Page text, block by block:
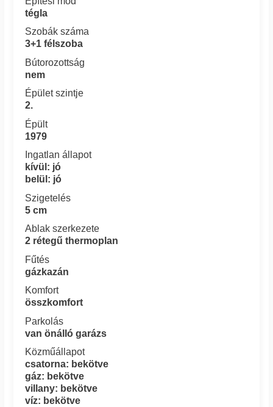
tégla
Szobák száma
3+1 félszoba
Bútorozottság
nem
Épület szintje
2.
Épült
1979
Ingatlan állapot
kívül: jó
belül: jó
Szigetelés
5 cm
Ablak szerkezete
2 rétegű thermoplan
Fűtés
gázkazán
Komfort
összkomfort
Parkolás
van önálló garázs
Közműállapot
csatorna: bekötve
gáz: bekötve
villany: bekötve
víz: bekötve